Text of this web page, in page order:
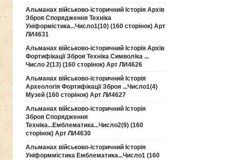
Альманах військово-історичний Історія Архів
Зброя Спорядження Техніка
Уніформістика...Число1(10) (160 сторінок) Арт
ЛИ4631
Альманах військово-історичний Історія Архів
Фортифікації Зброя Техніка Символіка ...
Число 2(13) (160 сторінок) Арт ЛИ4626
Альманах військово-історичний Історія
Археологія Фортифікації Зброя ...Число1(4)
Музей (160 сторінок) Арт ЛИ4627
Альманах військово-історичний Історія
Зброя Спорядження
Техніка...Емблематика...Число2(9) (160
сторінок) Арт ЛИ4630
Альманах військово-історичний Історія
Уніформмістика Емблематика...Число1 (160